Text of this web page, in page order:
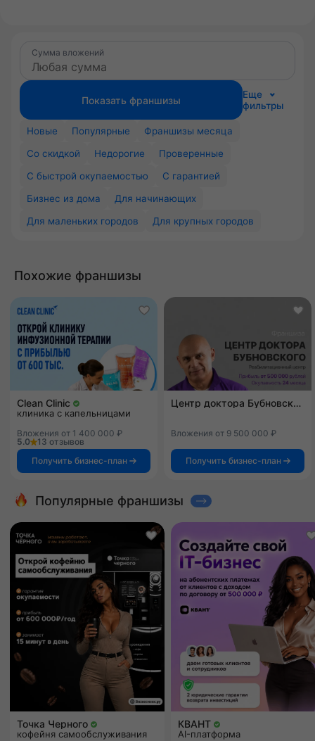
Сумма вложений
Показать франшизы
Еще
фильтры
Новые Популярные
Франшизы месяца
Со скидкой
Недорогие
Проверенные
С быстрой окупаемостью
С гарантией
Бизнес из дома
Для начинающих
Для маленьких городов
Для крупных городов
Похожие франшизы
Clean Clinic
клиника с капельницами
Вложения от 1 400 000 ₽
5.0
13 отзывов
Получить бизнес-план
Центр доктора Бубновского
Вложения от 9 500 000 ₽
Получить бизнес-план
Популярные франшизы
Точка Черного
кофейня самообслуживания
КВАНТ
AI-платформа